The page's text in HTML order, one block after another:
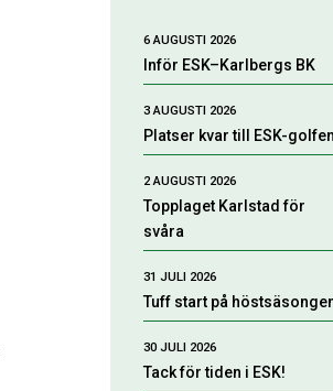
Inför ESK–Karlbergs BK
6 AUGUSTI 2026
Platser kvar till ESK-golfen
3 AUGUSTI 2026
Topplaget Karlstad för
svåra
2 AUGUSTI 2026
Tuff start på
31 JULI 2026
Tack för tiden i ESK!
30 JULI 2026